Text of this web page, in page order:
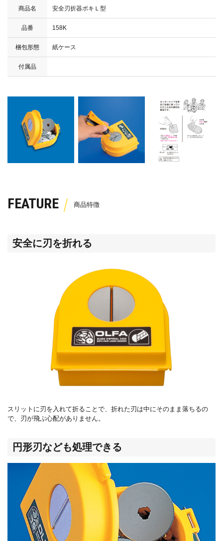
商品名 安全刃折器ポキＬ型
品番 158K
梱包形態 紙ケース
付属品
FEATURE
安全に刃を折れる
スリットに刃を入れて折ることで、折れた刃は中にそのまま落ちるの
で、刃が飛ぶ心配がありません。
円形刃なども処理できる